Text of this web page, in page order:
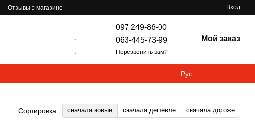
Отзывы о магазине Вход
097 249-86-00
063-445-73-99
Перезвонить вам?
Мой заказ
Рус
Сортировка: сначала новые сначала дешевле сначала дороже